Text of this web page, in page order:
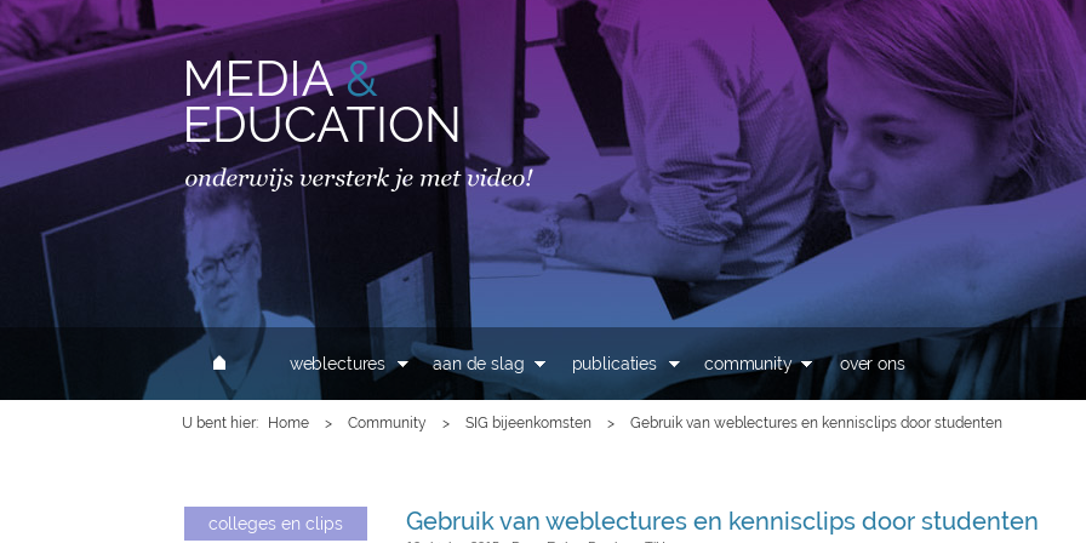
Overslaan en naar de
inhoud gaan
MAIN MENU
weblectures aan de slag publicaties community over ons
U bent hier Home > Community > SIG bijeenkomsten > Gebruik van weblectures en kennisclips door studenten
colleges en clips Gebruik van weblectures en kennisclips door studenten